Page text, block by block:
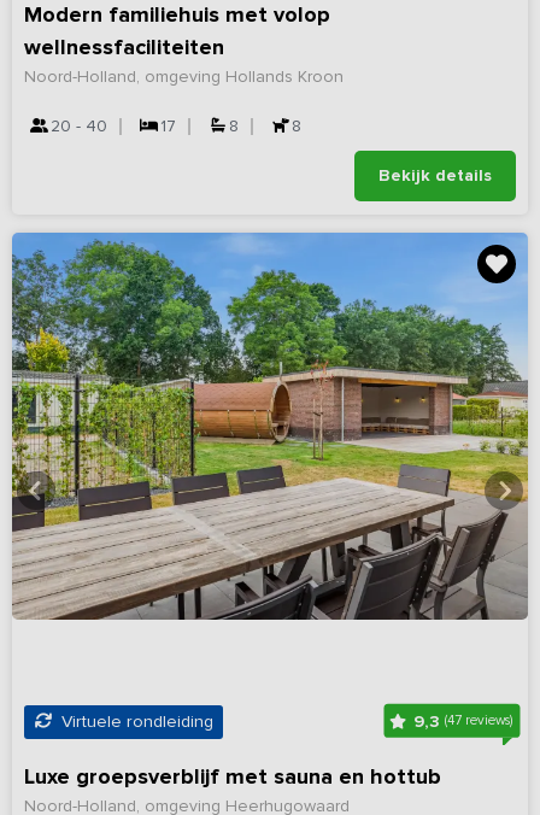
Modern familiehuis met volop
wellnessfaciliteiten
Noord-Holland, omgeving Hollands Kroon
20 - 40 17 8 8
Bekijk details
Virtuele rondleiding 9,3(47 reviews)
Luxe groepsverblijf met sauna en hottub
Noord-Holland, omgeving Heerhugowaard